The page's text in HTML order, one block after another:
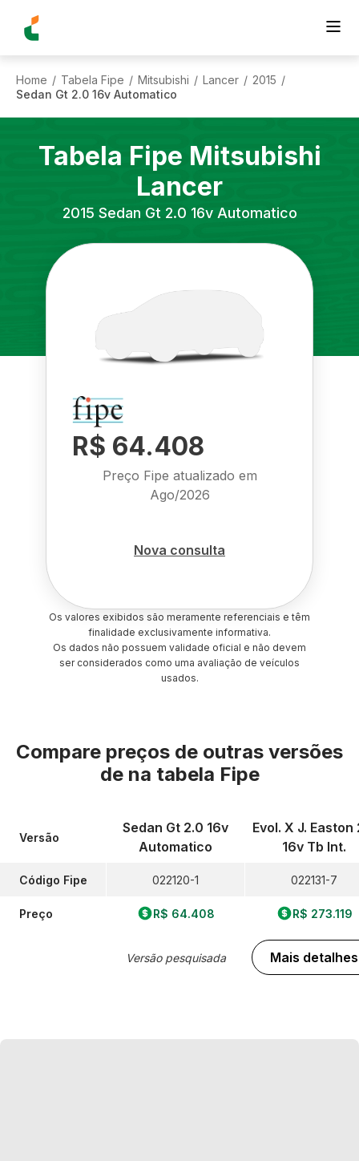
Home / Tabela Fipe / Mitsubishi / Lancer / 2015 /
Sedan Gt 2.0 16v Automatico
Tabela Fipe Mitsubishi
Lancer
2015 Sedan Gt 2.0 16v Automatico
R$ 64.408
Preço Fipe atualizado em
Ago/2026
Nova consulta
Os valores exibidos são meramente referenciais e têm
finalidade exclusivamente informativa.
Os dados não possuem validade oficial e não devem
ser considerados como uma avaliação de veículos
usados.
Compare preços de outras versões
de na tabela Fipe
Versão
Código Fipe
Preço
Sedan Gt 2.0 16v
Automatico
022120-1
R$ 64.408
Versão pesquisada
Evol. X J. Easton
16v Tb Int.
022131-7
R$ 273.119
Mais detalhes